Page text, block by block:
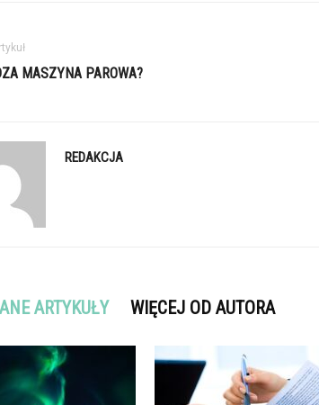
MASZYNA PAROWA?
REDAKCJA
ARTYKUŁY WIĘCEJ OD AUTORA